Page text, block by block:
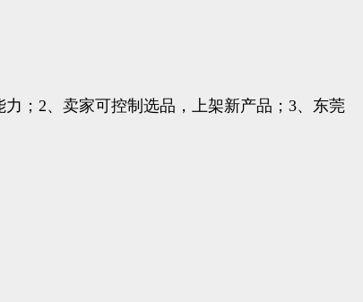
；2、卖家可控制选品，上架新产品；3、东莞